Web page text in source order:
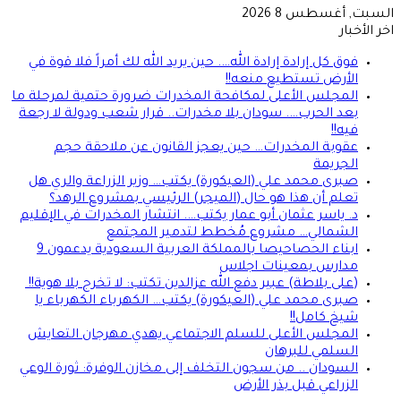
السبت, أغسطس 8 2026
اخر الأخبار
فوق كل إرادة إرادة الله…. حين يريد الله لك أمراً فلا قوة في
الأرض تستطيع منعه!!
المجلس الأعلى لمكافحة المخدرات ضرورة حتمية لمرحلة ما
بعد الحرب…. سودان بلا مخدرات.. قرار شعب ودولة لا رجعة
فيه!!
عقوبة المخدرات… حين يعجز القانون عن ملاحقة حجم
الجريمة
صبرى محمد علي (العيكورة) يكتب… وزير الزراعة والري هل
تعلم أن هذا هو حال (الميجر) الرئيسي بمشروع الرهد؟
د. ياسر عثمان أبو عمار يكتب…. انتشار المخدرات في الإقليم
الشمالي… مشروع مُخطط لتدمير المجتمع
ابناء الحصاحيصا بالمملكة العربية السعودية يدعمون 9
مدارس بمعينات اجلاس
(على بلاطة) عبير دفع الله عزالدين تكتب: لا تخرج بلا هوية!!
صبرى محمد علي (العيكورة) يكتب… الكهرباء الكهرباء يا
شيخ كامل!!
المجلس الأعلى للسلم الاجتماعي يهدي مهرجان التعايش
السلمي للبرهان
السودان .. من سجون التخلف إلى مخازن الوفرة: ثورة الوعي
الزراعي قبل بذر الأرض